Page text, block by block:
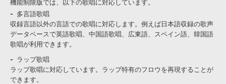
機能制限版では、以下の歌唱に対応しています。
多言語歌唱
収録言語以外の言語での歌唱に対応します。例えば日本語収録の歌声
データベースで英語歌唱、中国語歌唱、広東語、スペイン語、韓国語
歌唱が利用できます。
ラップ歌唱
ラップ歌唱に対応しています。ラップ特有のフロウを再現することが
できます。